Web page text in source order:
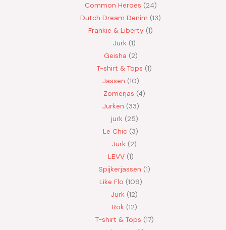
Common Heroes 24
Dutch Dream Denim 13
Frankie & Liberty 1
Jurk 1
Geisha 2
T-shirt & Tops 1
Jassen 10
Zomerjas 4
Jurken 33
jurk 25
Le Chic 3
Jurk 2
LEVV 1
Spijkerjassen 1
Like Flo 109
Jurk 12
Rok 12
T-shirt & Tops 17